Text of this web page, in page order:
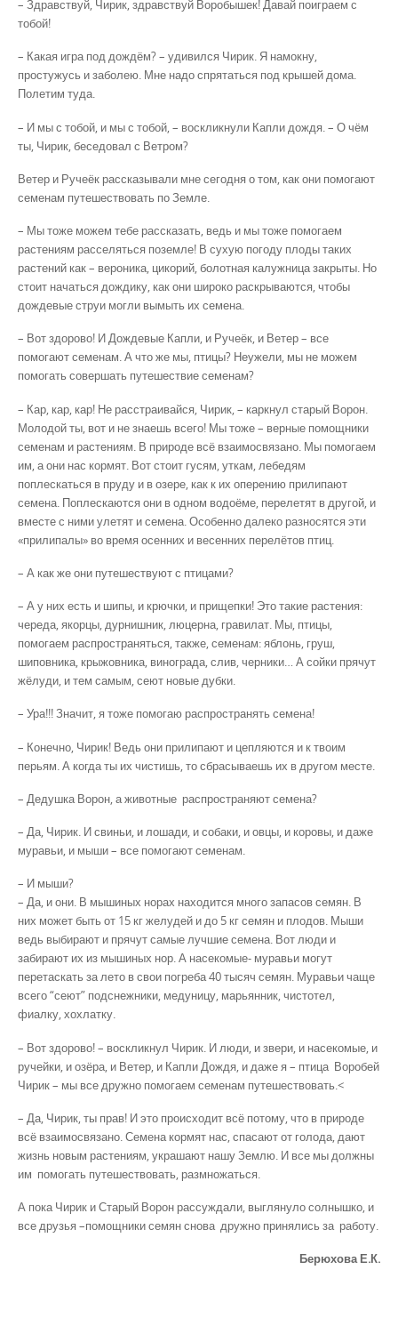
– Здравствуй, Чирик, здравствуй Воробышек! Давай поиграем с
тобой!
– Какая игра под дождём? – удивился Чирик. Я намокну,
простужусь и заболею. Мне надо спрятаться под крышей дома.
Полетим туда.
– И мы с тобой, и мы с тобой, – воскликнули Капли дождя. – О чём
ты, Чирик, бесе­довал с Ветром?
Ветер и Ручеёк рассказывали мне сегодня о том, как они помогают
семенам путеше­ствовать по Земле.
– Мы тоже можем тебе рассказать, ведь и мы тоже помогаем
растениям расселяться поземле! В сухую погоду плоды таких
растений как – вероника, цикорий, болотная калужница закрыты. Но
стоит начаться дождику, как они широко раскрываются, чтобы
дождевые струи могли вымыть их семена.
– Вот здорово! И Дождевые Капли, и Ручеёк, и Ветер – все
помогают семенам. А что же мы, птицы? Неужели, мы не можем
помогать совершать путешествие семенам?
– Кар, кар, кар! Не расстраивайся, Чирик, – каркнул старый Ворон.
Молодой ты, вот и не знаешь всего! Мы тоже – верные помощники
семенам и растениям. В природе всё взаимосвязано. Мы помогаем
им, а они нас кормят. Вот стоит гусям, уткам, лебедям
поплескаться в пруду и в озере, как к их оперению прилипают
семена. Поплескаются они в одном водо­ёме, перелетят в другой, и
вместе с ними улетят и семена. Осо­бенно далеко разносятся эти
«прилипалы» во время осенних и весенних перелётов птиц.
– А как же они путешествуют с птицами?
– А у них есть и шипы, и крючки, и прищепки! Это та­кие растения:
череда, якорцы, дурнишник, люцерна, гравилат. Мы, птицы,
помогаем распространяться, также, семенам: яблонь, груш,
шиповника, крыжовника, винограда, слив, черники… А сойки прячут
жёлуди, и тем са­мым, сеют новые дубки.
– Ура!!! Значит, я тоже помогаю распространять се­мена!
– Конечно, Чирик! Ведь они прилипают и цепляются и к твоим
перьям. А когда ты их чистишь, то сбрасываешь их в другом месте.
– Дедушка Ворон, а животные распространяют се­мена?
– Да, Чирик. И свиньи, и лошади, и собаки, и овцы, и коровы, и даже
муравьи, и мыши – все помогают семенам.
– И мыши?
– Да, и они. В мышиных норах находится много запа­сов семян. В
них может быть от 15 кг желудей и до 5 кг семян и плодов. Мыши
ведь выбирают и прячут самые лучшие се­мена. Вот люди и
забирают их из мышиных нор. А насекомые- муравьи могут
перетаскать за лето в свои по­греба 40 тысяч семян. Муравьи чаще
всего “сеют” подснежники, медуницу, марьянник, чис­тотел,
фиалку, хохлатку.
– Вот здорово! – воскликнул Чирик. И люди, и звери, и насекомые, и
ручейки, и озёра, и Ветер, и Капли Дождя, и даже я – птица Воробей
Чирик – мы все дружно помогаем семенам путешествовать.<
– Да, Чирик, ты прав! И это происходит всё потому, что в природе
всё взаимосвя­зано. Семена кормят нас, спасают от голода, дают
жизнь новым растениям, украшают нашу Землю. И все мы должны
им помогать путешествовать, размножаться.
А пока Чирик и Старый Ворон рассуждали, выглянуло солнышко, и
все друзья –помощники семян снова дружно принялись за работу.
Берюхова Е.К.